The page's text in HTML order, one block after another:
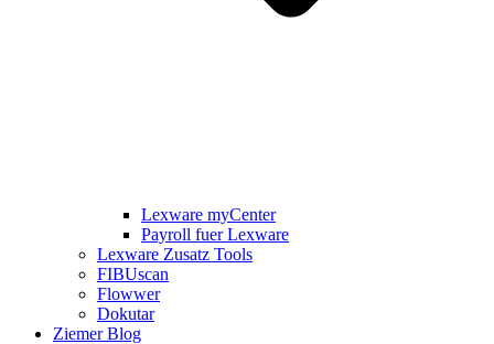
Lexware myCenter
Payroll fuer Lexware
Lexware Zusatz Tools
FIBUscan
Flowwer
Dokutar
Ziemer Blog